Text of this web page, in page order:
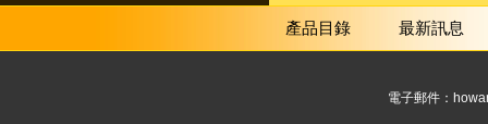
產品目錄 最新訊息
電子郵件：